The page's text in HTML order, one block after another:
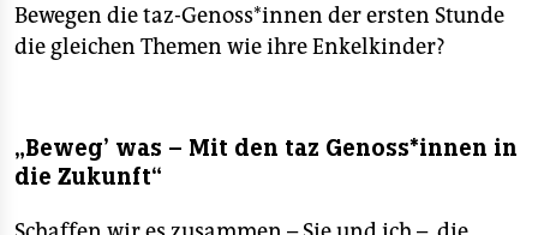
Bewegen die taz-Genoss*innen der ersten Stunde
die gleichen Themen wie ihre Enkelkinder?
„Beweg’ was – Mit den taz Ge­nos­s*in­nen in
die Zukunft“